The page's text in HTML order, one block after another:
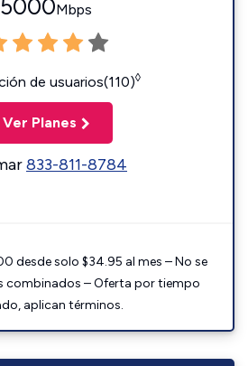
5000Mbps
de usuarios(110)◊
Ver Planes
833-811-8784
desde solo $34.95 al mes – No se
combinados – Oferta por tiempo
aplican términos.